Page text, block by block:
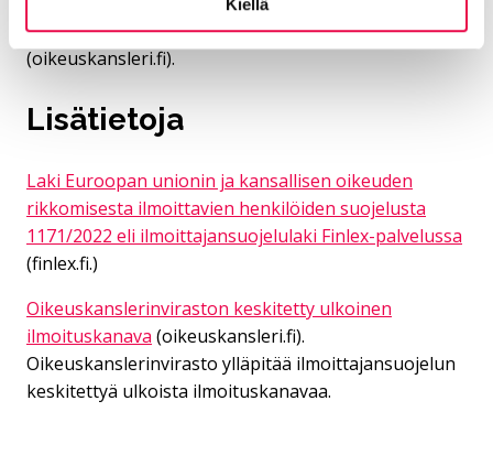
Kiellä
keskitetyn ulkoisen ilmoituskanavan kautta
(oikeuskansleri.fi).
Lisätietoja
Laki Euroopan unionin ja kansallisen oikeuden
rikkomisesta ilmoittavien henkilöiden suojelusta
1171/2022 eli ilmoittajansuojelulaki Finlex-palvelussa
(finlex.fi.)
Oikeuskanslerinviraston keskitetty ulkoinen
ilmoituskanava (oikeuskansleri.fi).
Oikeuskanslerinvirasto ylläpitää ilmoittajansuojelun
keskitettyä ulkoista ilmoituskanavaa.